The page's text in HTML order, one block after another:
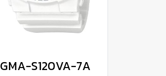
GMA-S120VA-7A